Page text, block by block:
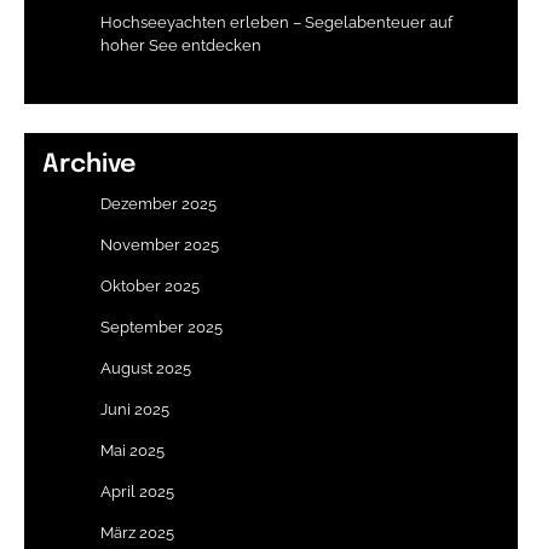
Hochseeyachten erleben – Segelabenteuer auf
hoher See entdecken
Archive
Dezember 2025
November 2025
Oktober 2025
September 2025
August 2025
Juni 2025
Mai 2025
April 2025
März 2025